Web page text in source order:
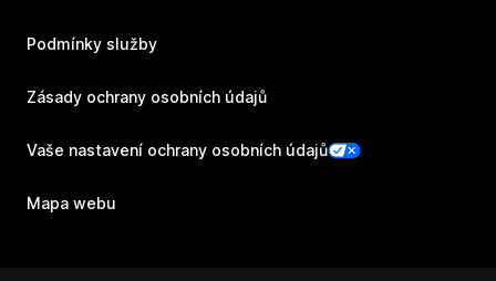
Podmínky služby
Zásady ochrany osobních údajů
Vaše nastavení ochrany osobních údajů
Mapa webu